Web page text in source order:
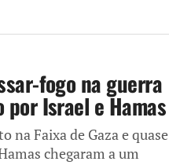
fogo na guerra
por Israel e Hamas
na Faixa de Gaza e quase
chegaram a um